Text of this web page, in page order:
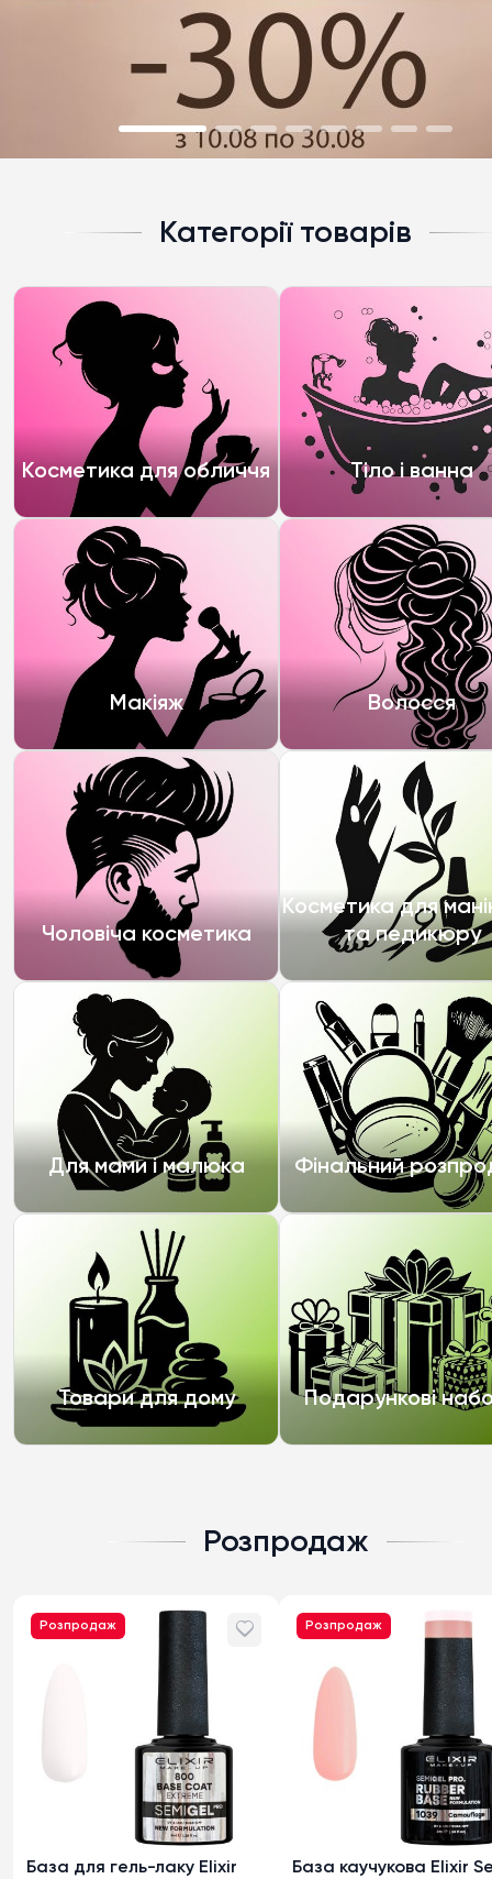
Категорії товарів
Косметика для обличчя Тіло і ванна
Макіяж Волосся
Чоловіча косметика
Косметика для
та педикюру
Для мами і малюка Фінальний
Товари для дому Подарункові
Розпродаж
Розпродаж
База для гель-лаку Elixir
Розпродаж
База каучукова Elixir